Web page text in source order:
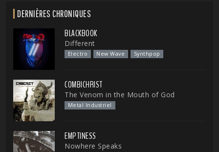
DERNIÈRES CHRONIQUES
BLACKBOOK
Different
Electro New Wave Synthpop
COMBICHRIST
The Venom in the Mouth of God
Metal Industriel
EMPTINESS
Nowhere Speaks